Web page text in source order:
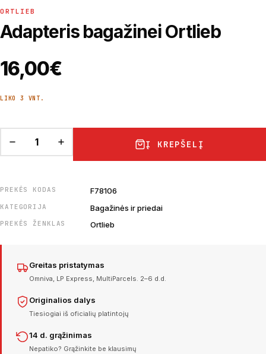
ORTLIEB
Adapteris bagažinei Ortlieb
16,00€
LIKO 3 VNT.
Į KREPŠELĮ
PREKĖS KODAS F78106
KATEGORIJA Bagažinės ir priedai
PREKĖS ŽENKLAS Ortlieb
Greitas pristatymas
Omniva, LP Express, MultiParcels. 2–6 d.d.
Originalios dalys
Tiesiogiai iš oficialių platintojų
14 d. grąžinimas
Nepatiko? Grąžinkite be klausimų